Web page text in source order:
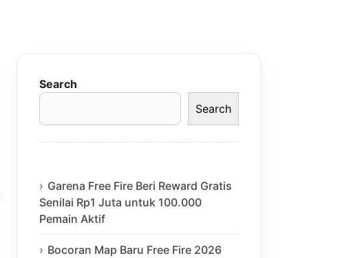
Search
Search
Garena Free Fire Beri Reward Gratis
Senilai Rp1 Juta untuk 100.000
Pemain Aktif
Bocoran Map Baru Free Fire 2026